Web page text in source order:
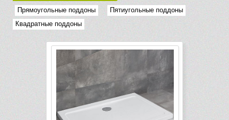
Прямоугольные поддоны
Пятиугольные поддоны
Квадратные поддоны